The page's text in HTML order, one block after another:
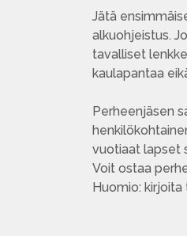
Jätä
alkuohjeistus.
tavalliset
kaulapantaa
Perheenjäsen
vuotiaat lapset
Voit ostaa
Huomio: